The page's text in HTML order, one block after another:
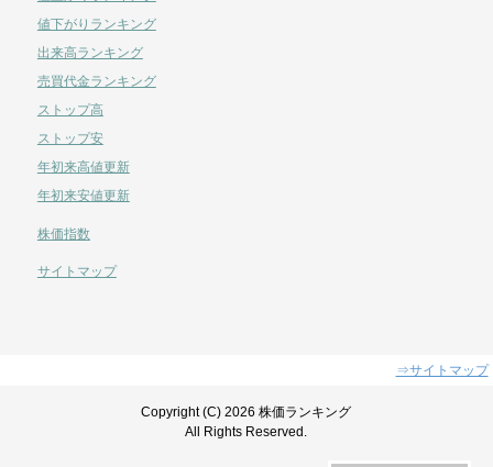
値下がりランキング
出来高ランキング
売買代金ランキング
ストップ高
ストップ安
年初来高値更新
年初来安値更新
株価指数
サイトマップ
⇒サイトマップ
Copyright (C) 2026 株価ランキング
All Rights Reserved.